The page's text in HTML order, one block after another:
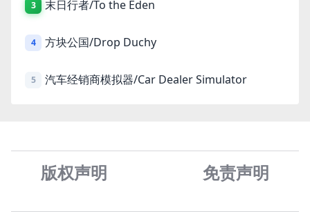
3 末日行者/To the Eden
4 方块公国/Drop Duchy
5 汽车经销商模拟器/Car Dealer Simulator
版权声明 免责声明